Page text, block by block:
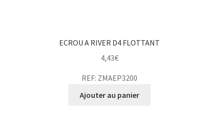
ECROU A RIVER D4 FLOTTANT
4,43€
REF: ZMAEP3200
Ajouter au panier